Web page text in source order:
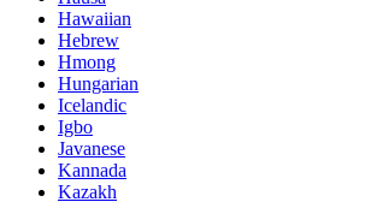
Hawaiian
Hebrew
Hmong
Hungarian
Icelandic
Igbo
Javanese
Kannada
Kazakh